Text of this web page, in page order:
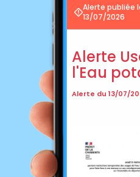
Alerte publiée
13/07/2026
Alerte
l'Eau
Alerte du 13/07/